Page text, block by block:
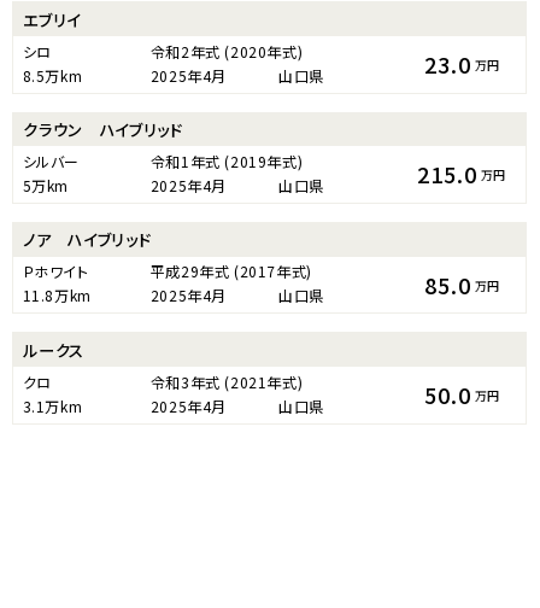
エブリイ
シロ 令和2年式 (2020年式)
8.5万km
2025年4月 山口県 23.0 万円
クラウン ハイブリッド
シルバー 令和1年式 (2019年式)
5万km
2025年4月 山口県 215.0 万円
ノア ハイブリッド
Ｐホワイト 平成29年式 (2017年式)
11.8万km
2025年4月 山口県 85.0 万円
ルークス
クロ 令和3年式 (2021年式)
3.1万km
2025年4月 山口県 50.0 万円